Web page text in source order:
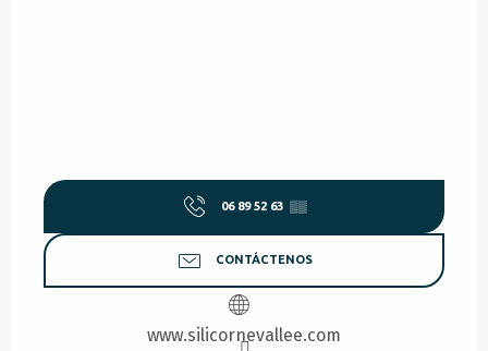
06 89 52 63 ▒▒
CONTÁCTENOS
www.silicornevallee.com